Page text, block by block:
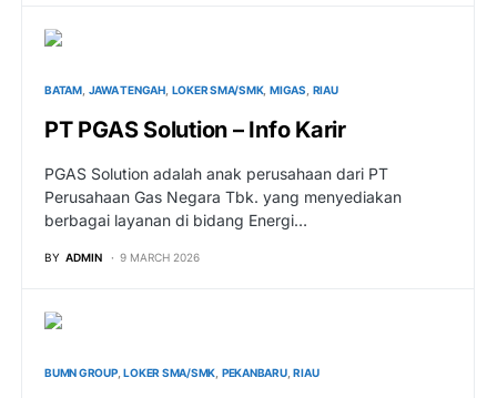
BATAM JAWA TENGAH LOKER SMA/SMK MIGAS RIAU
PT PGAS Solution – Info Karir
PGAS Solution adalah anak perusahaan dari PT
Perusahaan Gas Negara Tbk. yang menyediakan
berbagai layanan di bidang Energi…
BY ADMIN 9 MARCH 2026
BUMN GROUP LOKER SMA/SMK PEKANBARU RIAU